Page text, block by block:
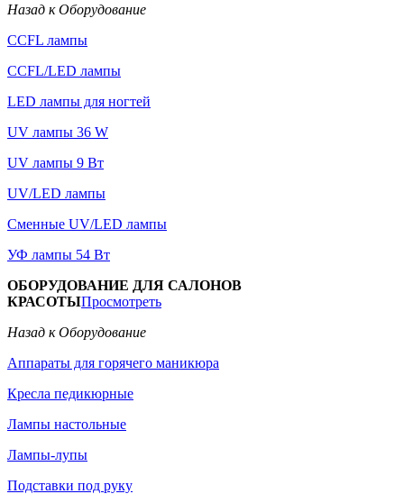
Назад к Оборудование
CCFL лампы
CCFL/LED лампы
LED лампы для ногтей
UV лампы 36 W
UV лампы 9 Вт
UV/LED лампы
Сменные UV/LED лампы
УФ лампы 54 Вт
ОБОРУДОВАНИЕ ДЛЯ САЛОНОВ
КРАСОТЫПросмотреть
Назад к Оборудование
Аппараты для горячего маникюра
Кресла педикюрные
Лампы настольные
Лампы-лупы
Подставки под руку